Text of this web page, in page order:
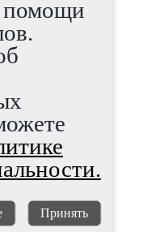
помощи
Принять